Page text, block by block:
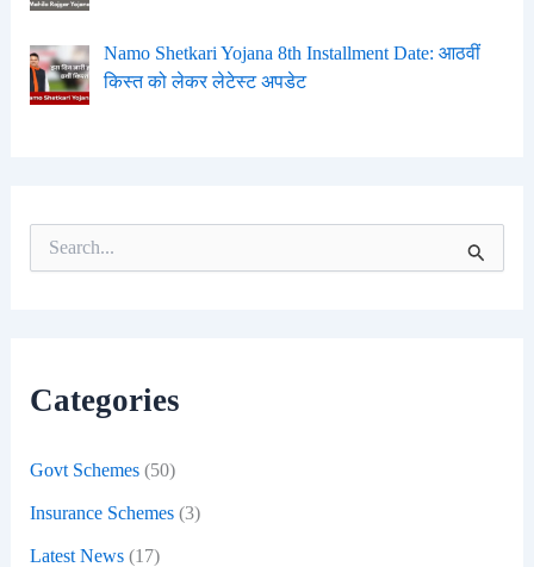
Namo Shetkari Yojana 8th Installment Date: आठवीं
किस्त को लेकर लेटेस्ट अपडेट
o
Categories
Govt Schemes(50)
Insurance Schemes(3)
Latest News(17)